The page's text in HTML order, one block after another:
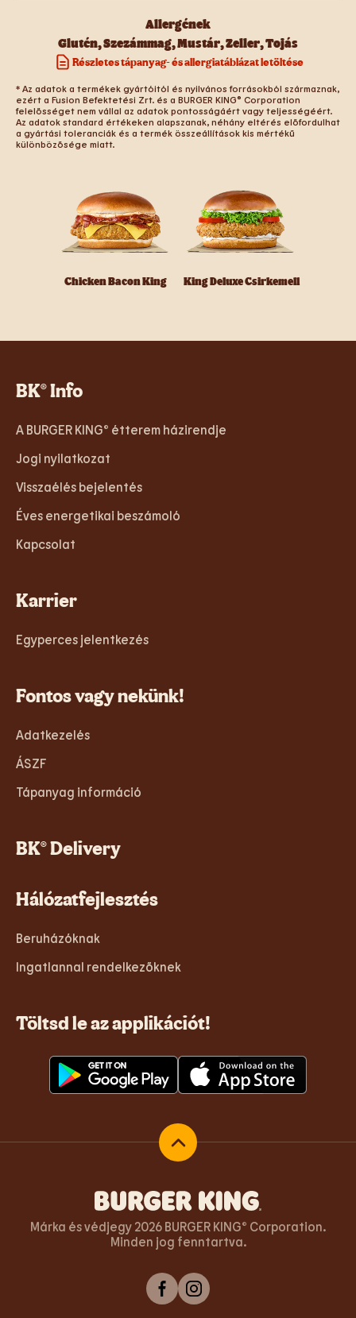
Allergének
Glutén,Szezámmag,Mustár,Zeller,Tojás
Részletes tápanyag- és allergiatáblázat letöltése
* Az adatok a termékek gyártóitól és nyilvános forrásokból származnak,
ezért a Fusion Befektetési Zrt. és a BURGER KING® Corporation
felelősséget nem vállal az adatok pontosságáért vagy teljességéért.
Az adatok standard értékeken alapszanak, néhány eltérés előfordulhat
a gyártási toleranciák és a termék összeállítások kis mértékű
különbözősége miatt.
Chicken Bacon King King Deluxe Csirkemell
BK® Info
A BURGER KING® étterem házirendje
Jogi nyilatkozat
Visszaélés bejelentés
Éves energetikai beszámoló
Kapcsolat
Karrier
Egyperces jelentkezés
Fontos vagy nekünk!
Adatkezelés
ÁSZF
Tápanyag információ
BK® Delivery
Hálózatfejlesztés
Beruházóknak
Ingatlannal rendelkezőknek
Töltsd le az applikációt!
Vissza az oldal tetejére
Márka és védjegy 2026 BURGER KING® Corporation.
Minden jog fenntartva.